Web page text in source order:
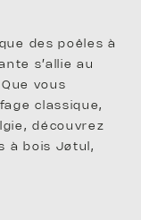
des poêles à
s’allie au
vous
classique,
découvrez
à bois Jøtul,